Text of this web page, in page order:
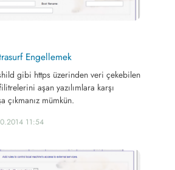
Engellemek
gibi https üzerinden veri çekebilen
aşan yazılımlara karşı
çıkmanız mümkün.
11:54